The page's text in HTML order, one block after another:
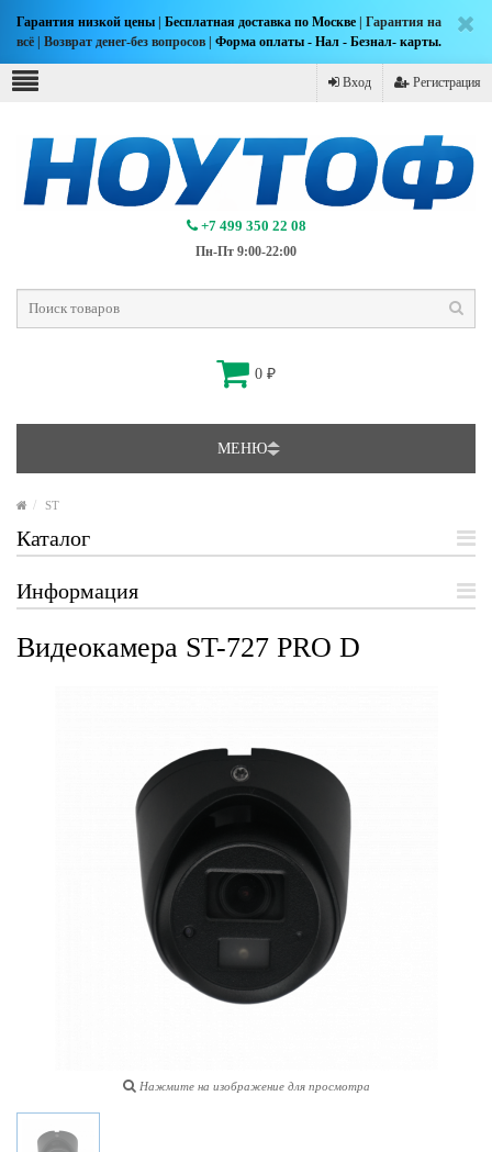
Гарантия низкой цены Бесплатная доставка по Москве | Гарантия на
всё | Возврат денег-без вопросов | Форма оплаты - Нал - Безнал- карты.
Вход Регистрация
+7 499 350 22 08
Пн-Пт 9:00-22:00
0 ₽
МЕНЮ
ST
Каталог
Информация
Видеокамера ST-727 PRO D
Нажмите на изображение для просмотра